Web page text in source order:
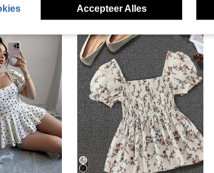
Accepteer Alles